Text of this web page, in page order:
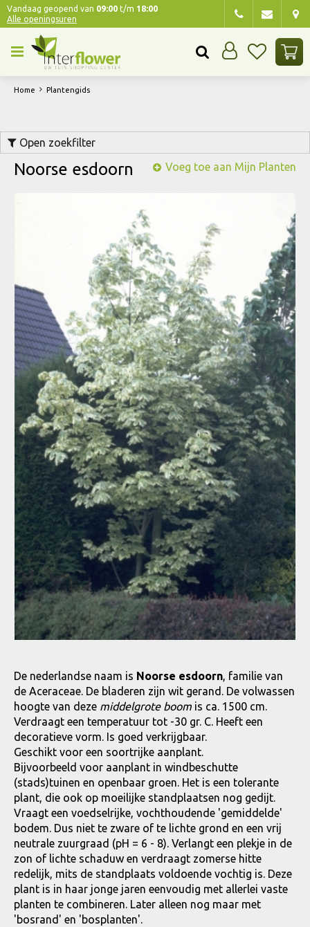
n
Home Plantengids
Vandaag geopend van 09:00 t/m 18:00
Alle openingsuren
Open zoekfilter
Noorse esdoorn Voeg toe aan Mijn Planten
De nederlandse naam is Noorse esdoorn, familie van
de Aceraceae. De bladeren zijn wit gerand. De volwassen
hoogte van deze middelgrote boom is ca. 1500 cm.
Verdraagt een temperatuur tot -30 gr. C. Heeft een
decoratieve vorm. Is goed verkrijgbaar.
Geschikt voor een soortrijke aanplant.
Bijvoorbeeld voor aanplant in windbeschutte
(stads)tuinen en openbaar groen. Het is een tolerante
plant, die ook op moeilijke standplaatsen nog gedijt.
Vraagt een voedselrijke, vochthoudende 'gemiddelde'
bodem. Dus niet te zware of te lichte grond en een vrij
neutrale zuurgraad (pH = 6 - 8). Verlangt een plekje in de
zon of lichte schaduw en verdraagt zomerse hitte
redelijk, mits de standplaats voldoende vochtig is. Deze
plant is in haar jonge jaren eenvoudig met allerlei vaste
planten te combineren. Later alleen nog maar met
'bosrand' en 'bosplanten'.